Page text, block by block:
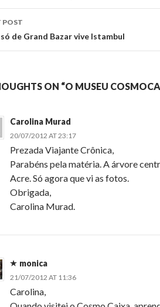
POST
de Grand Bazar vive Istambul
ON “O MUSEU
Carolina Murad
20/07/2012 AT 23:17
Prezada Viajante Crônica,
Parabéns pela matéria. A árvore
Acre. Só agora que vi as fotos.
Obrigada,
Carolina Murad.
monica
21/07/2012 AT 11:36
Carolina,